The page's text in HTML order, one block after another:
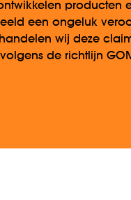
producten
een ongeluk
wij deze
de richtlijn